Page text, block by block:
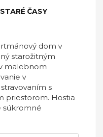
ČASY
dom v
starožitným
malebnom
v
s
priestorom. Hostia
súkromné